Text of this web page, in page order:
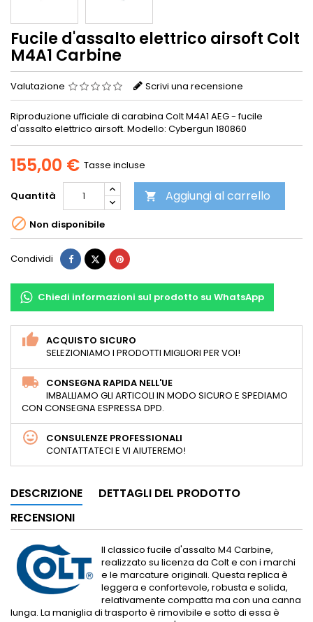
Fucile d'assalto elettrico airsoft Colt
M4A1 Carbine
Valutazione Scrivi una recensione
Riproduzione ufficiale di carabina Colt M4A1 AEG - fucile
d'assalto elettrico airsoft. Modello: Cybergun 180860
155,00 € Tasse incluse
Quantità  Aggiungi al carrello
 Non disponibile
Condividi CondividiTwittaPinterest
Chiedi informazioni sul prodotto su WhatsApp
ACQUISTO SICURO
SELEZIONIAMO I PRODOTTI MIGLIORI PER VOI!
CONSEGNA RAPIDA NELL'UE
IMBALLIAMO GLI ARTICOLI IN MODO SICURO E SPEDIAMO
CON CONSEGNA ESPRESSA DPD.
CONSULENZE PROFESSIONALI
CONTATTATECI E VI AIUTEREMO!
DESCRIZIONE
DETTAGLI DEL PRODOTTO
RECENSIONI
Il classico fucile d'assalto M4 Carbine,
realizzato su licenza da Colt e con i marchi
e le marcature originali. Questa replica è
leggera e confortevole, robusta e solida,
relativamente compatta ma con una canna
lunga. La maniglia di trasporto è rimovibile e sotto di essa è